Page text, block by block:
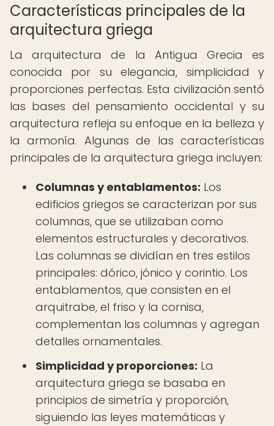
Características principales de la
arquitectura griega
La arquitectura de la Antigua Grecia es
conocida por su elegancia, simplicidad y
proporciones perfectas. Esta civilización sentó
las bases del pensamiento occidental y su
arquitectura refleja su enfoque en la belleza y
la armonía. Algunas de las características
principales de la arquitectura griega incluyen:
Columnas y entablamentos: Los
edificios griegos se caracterizan por sus
columnas, que se utilizaban como
elementos estructurales y decorativos.
Las columnas se dividían en tres estilos
principales: dórico, jónico y corintio. Los
entablamentos, que consisten en el
arquitrabe, el friso y la cornisa,
complementan las columnas y agregan
detalles ornamentales.
Simplicidad y proporciones: La
arquitectura griega se basaba en
principios de simetría y proporción,
siguiendo las leyes matemáticas y